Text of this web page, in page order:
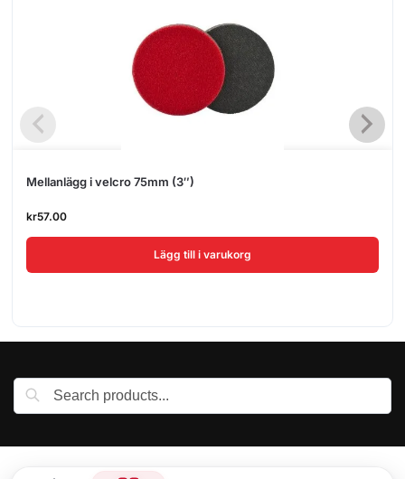
Mellanlägg i velcro 75mm (3″)
kr57.00
Lägg till i varukorg